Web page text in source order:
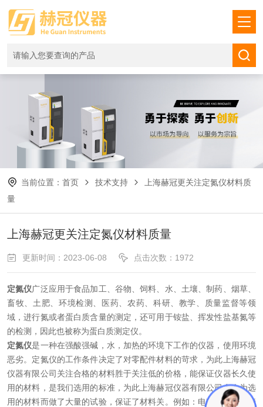
当前位置： 首页 技术支持
上海赫冠更关注定氮仪材料质
量
上海赫冠更关注定氮仪材料质量
更新时间：2023-06-08 点击次数：1972
定氮仪广泛应用于食品加工、谷物、饲料、水、土壤、制药、烟草、
畜牧、土肥、环境检测、医药、农药、科研、教学、质量监督等领
域，进行氮或者蛋白质含量的测定，还可用于铵盐、挥发性盐基氮等
的检测，因此也被称为蛋白质测定仪。
定氮仪是一种在强酸强碱，水，加热的环境下工作的仪器，使用环境
恶劣。定氮仪的工作条件决定了对零配件材料的苛求，为此上海赫冠
仪器有限公司关注合格的材料胜于关注低的价格，能保证仪器长久使
用的材料，是我们选用的标准，为此上海赫冠仪器有限公司多次为选
用的材料而做了大量的试验，保证了材料关。例如：电磁阀，内部管